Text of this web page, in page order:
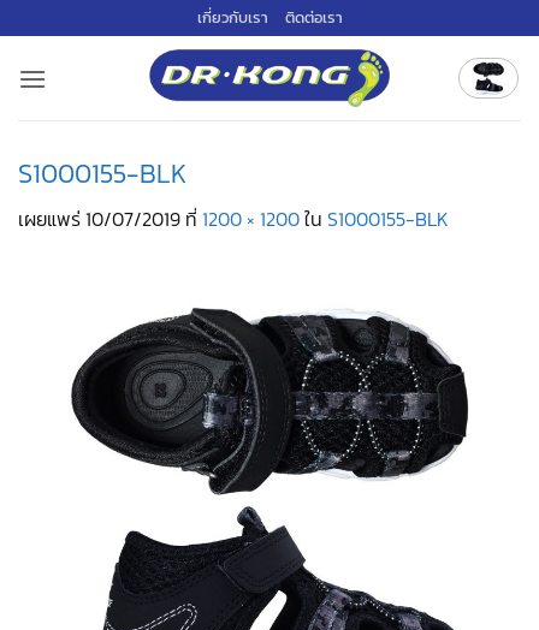
ไป
เกี่ยวกับเรา ติดต่อเรา
S1000155-BLK
เผยแพร่10/07/2019 ที่ 1200 × 1200ใน S1000155-BLK